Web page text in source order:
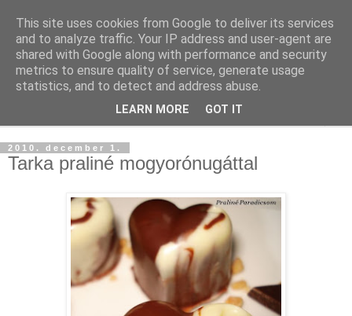
2010. december 1.
Tarka praliné mogyorónugáttal
This site uses cookies from Google to deliver its services
and to analyze traffic. Your IP address and user-agent are
shared with Google along with performance and security
metrics to ensure quality of service, generate usage
statistics, and to detect and address abuse.
LEARN MORE GOT IT